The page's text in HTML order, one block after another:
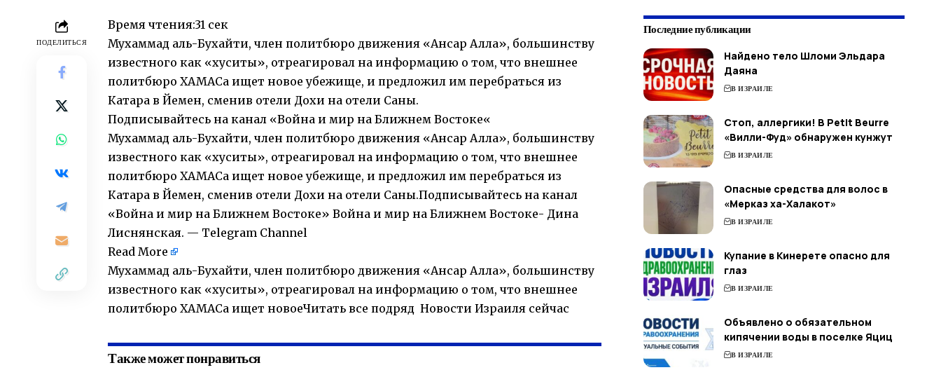
ПОДЕЛИТЬСЯ
Время чтения:31 сек
Мухаммад аль-Бухайти, член политбюро движения «Ансар Алла», большинству
известного как «хуситы», отреагировал на информацию о том, что внешнее
политбюро ХАМАСа ищет новое убежище, и предложил им перебраться из
Катара в Йемен, сменив отели Дохи на отели Саны.
Подписывайтесь на канал «Война и мир на Ближнем Востоке«
Мухаммад аль-Бухайти, член политбюро движения «Ансар Алла», большинству
известного как «хуситы», отреагировал на информацию о том, что внешнее
политбюро ХАМАСа ищет новое убежище, и предложил им перебраться из
Катара в Йемен, сменив отели Дохи на отели Саны.Подписывайтесь на канал
«Война и мир на Ближнем Востоке» Война и мир на Ближнем Востоке- Дина
Лиснянская. — Telegram Channel
Read More
Мухаммад аль-Бухайти, член политбюро движения «Ансар Алла», большинству
известного как «хуситы», отреагировал на информацию о том, что внешнее
политбюро ХАМАСа ищет новоеЧитать все подряд Новости Израиля сейчас
Также может понравиться
Последние публикации
Найдено тело Шломи Эльдара
Даяна
В ИЗРАИЛЕ
Стоп, аллергики! В Petit Beurre
«Вилли-Фуд» обнаружен кунжут
В ИЗРАИЛЕ
Опасные средства для волос в
«Мерказ ха-Халакот»
В ИЗРАИЛЕ
Купание в Кинерете опасно для
глаз
В ИЗРАИЛЕ
Объявлено о обязательном
кипячении воды в поселке Яциц
В ИЗРАИЛЕ